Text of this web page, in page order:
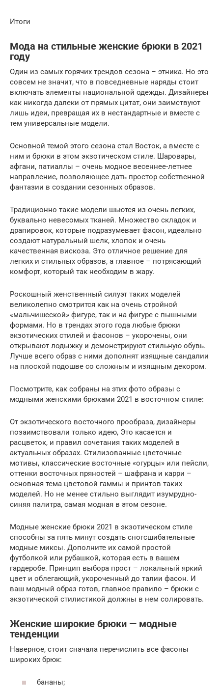
Итоги
Мода на стильные женские брюки в 2021
году
Один из самых горячих трендов сезона – этника. Но это
совсем не значит, что в повседневные наряды стоит
включать элементы национальной одежды. Дизайнеры
как никогда далеки от прямых цитат, они заимствуют
лишь идеи, превращая их в нестандартные и вместе с
тем универсальные модели.
Основной темой этого сезона стал Восток, а вместе с
ним и брюки в этом экзотическом стиле. Шаровары,
афгани, патиаллы – очень модное весеннее-летнее
направление, позволяющее дать простор собственной
фантазии в создании сезонных образов.
Традиционно такие модели шьются из очень легких,
буквально невесомых тканей. Множество складок и
драпировок, которые подразумевает фасон, идеально
создают натуральный шелк, хлопок и очень
качественная вискоза. Это отличное решение для
легких и стильных образов, а главное – потрясающий
комфорт, который так необходим в жару.
Роскошный женственный силуэт таких моделей
великолепно смотрится как на очень стройной
«мальчишеской» фигуре, так и на фигуре с пышными
формами. Но в трендах этого года любые брюки
экзотических стилей и фасонов – укорочены, они
открывают лодыжку и демонстрируют стильную обувь.
Лучше всего образ с ними дополнят изящные сандалии
на плоской подошве со сложным и изящным декором.
Посмотрите, как собраны на этих фото образы с
модными женскими брюками 2021 в восточном стиле:
От экзотического восточного прообраза, дизайнеры
позаимствовали только идею, Это касается и
расцветок, и правил сочетания таких моделей в
актуальных образах. Стилизованные цветочные
мотивы, классические восточные «огурцы» или пейсли,
оттенки восточных пряностей – шафрана и карри –
основная тема цветовой гаммы и принтов таких
моделей. Но не менее стильно выглядит изумрудно-
синяя палитра, самая модная в этом сезоне.
Модные женские брюки 2021 в экзотическом стиле
способны за пять минут создать сногсшибательные
модные миксы. Дополните их самой простой
футболкой или рубашкой, которая есть в вашем
гардеробе. Принцип выбора прост – локальный яркий
цвет и облегающий, укороченный до талии фасон. И
ваш модный образ готов, главное правило – брюки с
экзотической стилистикой должны в нем солировать.
Женские широкие брюки — модные
тенденции
Наверное, стоит сначала перечислить все фасоны
широких брюк:
бананы;